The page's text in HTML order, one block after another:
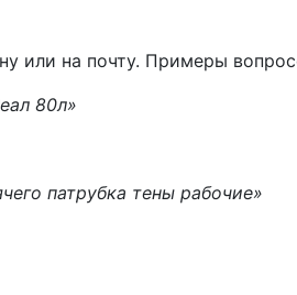
или на почту. Примеры
80л»
патрубка тены рабочие»